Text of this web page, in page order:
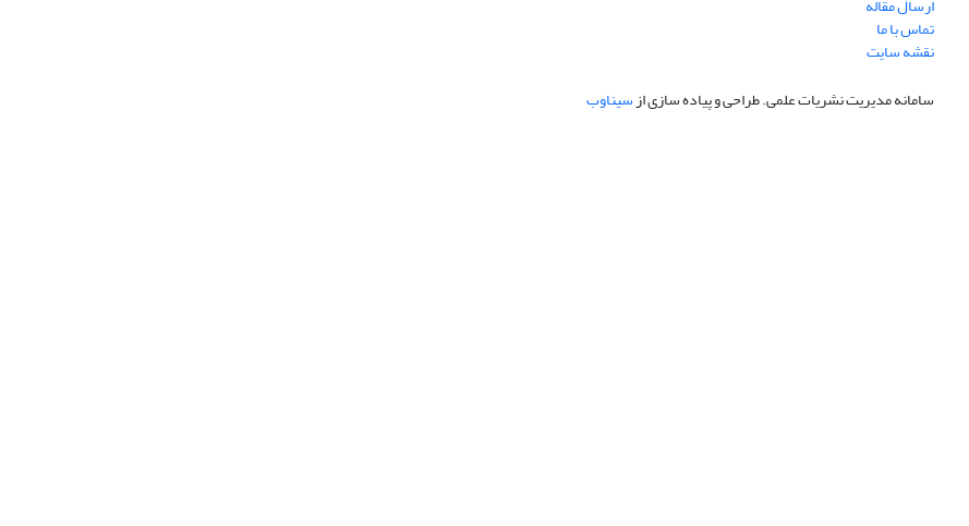
تماس با ما
نقشه سایت
سامانه مدیریت نشریات علمی.طراحی و پیاده سازی ازسیناوب